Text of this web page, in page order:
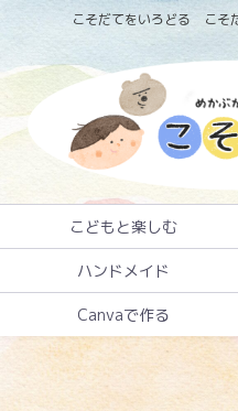
こそだてをいろどる こそ
こどもと楽しむ
ハンドメイド
Canvaで作る